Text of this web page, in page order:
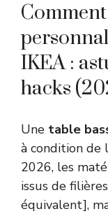
IKEA :
hacks
Une table
à condition de
2026, les
issus de
équivalent],